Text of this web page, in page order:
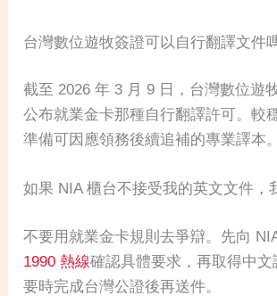
台灣數位遊牧簽證可以自行翻譯文件
截至 2026 年 3 月 9 日，台灣數位遊
公布就業金卡那種自行翻譯許可。較
準備可因應領務後續追補的專業譯本。
如果 NIA 櫃台不接受我的英文文件，
不要用就業金卡規則去爭辯。先向
1990 熱線確認具體要求，再取得中文
要時完成台灣公證後再送件。